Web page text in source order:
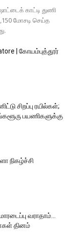
காட்டி துணி
மோசடி செய்த
| கோயம்புத்தூர்
சிறப்பு ரயில்கள்;
பயணிகளுக்கு
நிகழ்ச்சி
வராதாம்…
தினம்